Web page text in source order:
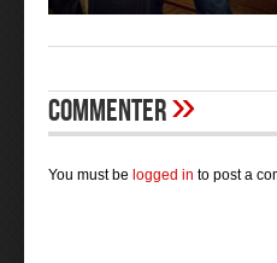
Commenter»
You must be logged in to post a